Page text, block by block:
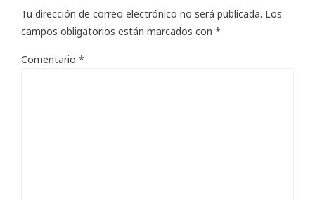
Tu dirección de correo electrónico no será publicada. Los
campos obligatorios están marcados con *
Comentario *